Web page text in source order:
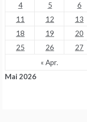
Mai 2026
4
5 6
11
12 13
18
19 20
25
26 27
« Apr.